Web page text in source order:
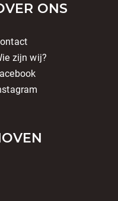
ONS
zijn wij?